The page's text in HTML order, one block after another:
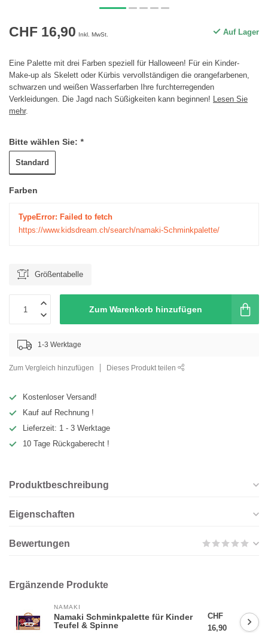
CHF 16,90 Inkl. MwSt. Auf Lager
Eine Palette mit drei Farben speziell für Halloween! Für ein Kinder-
Make-up als Skelett oder Kürbis vervollständigen die orangefarbenen,
schwarzen und weißen Wasserfarben Ihre furchterregenden
Verkleidungen. Die Jagd nach Süßigkeiten kann beginnen! Lesen Sie
mehr.
Bitte wählen Sie: *
Standard
Farben
TypeError: Failed to fetch
https://www.kidsdream.ch/search/namaki-Schminkpalette/
Größentabelle
Zum Warenkorb hinzufügen
1-3 Werktage
Zum Vergleich hinzufügen Dieses Produkt teilen
Kostenloser Versand!
Kauf auf Rechnung !
Lieferzeit: 1 - 3 Werktage
10 Tage Rückgaberecht !
Produktbeschreibung
Eigenschaften
Bewertungen
Ergänzende Produkte
NAMAKI
Namaki Schminkpalette für Kinder
Teufel & Spinne
CHF
16,90